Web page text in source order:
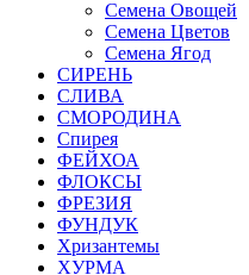
Семена Овощей
Семена Цветов
Семена Ягод
СИРЕНЬ
СЛИВА
СМОРОДИНА
Спирея
ФЕЙХОА
ФЛОКСЫ
ФРЕЗИЯ
ФУНДУК
Хризантемы
ХУРМА